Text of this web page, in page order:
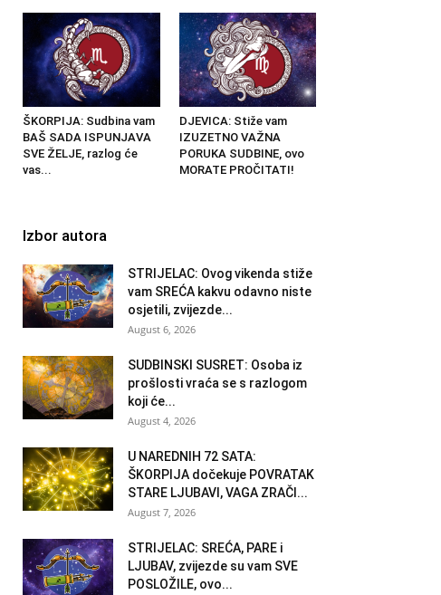
ŠKORPIJA: Sudbina vam
BAŠ SADA ISPUNJAVA
SVE ŽELJE, razlog će
vas...
DJEVICA: Stiže vam
IZUZETNO VAŽNA
PORUKA SUDBINE, ovo
MORATE PROČITATI!
Izbor autora
STRIJELAC: Ovog vikenda stiže
vam SREĆA kakvu odavno niste
osjetili, zvijezde...
August 6, 2026
SUDBINSKI SUSRET: Osoba iz
prošlosti vraća se s razlogom
koji će...
August 4, 2026
U NAREDNIH 72 SATA:
ŠKORPIJA dočekuje POVRATAK
STARE LJUBAVI, VAGA ZRAČI...
August 7, 2026
STRIJELAC: SREĆA, PARE i
LJUBAV, zvijezde su vam SVE
POSLOŽILE, ovo...